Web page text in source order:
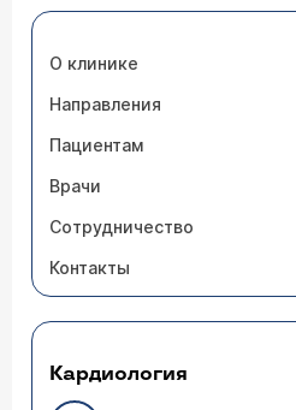
О клинике
Направления
Пациентам
Врачи
Сотрудничество
Контакты
Кардиология